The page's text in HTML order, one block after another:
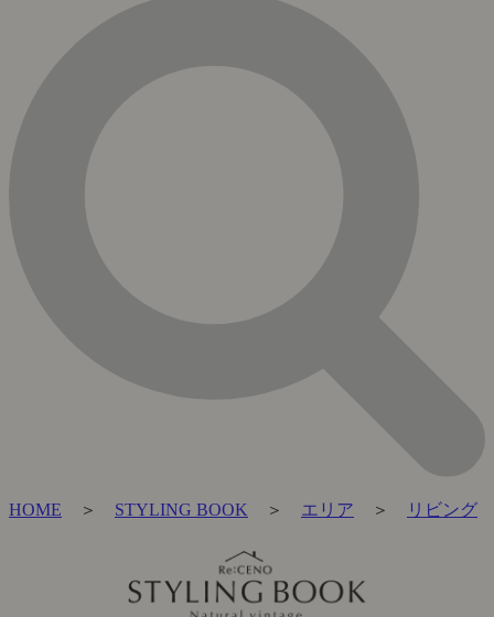
HOME ＞ STYLING BOOK ＞ エリア ＞ リビング